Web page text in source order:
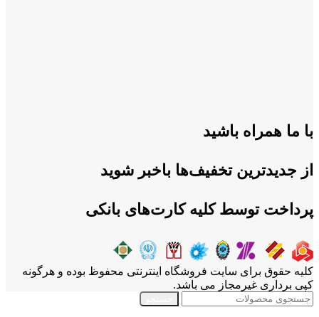
با ما همراه باشید
از جدیدترین تخفیف‌ها باخبر شوید
پرداخت توسط کلیه کارت‌های بانکی
کلیه حقوق برای سایت فروشگاه اینترنتی محفوظ بوده و هرگونه
کپی برداری غیرمجاز می باشد.